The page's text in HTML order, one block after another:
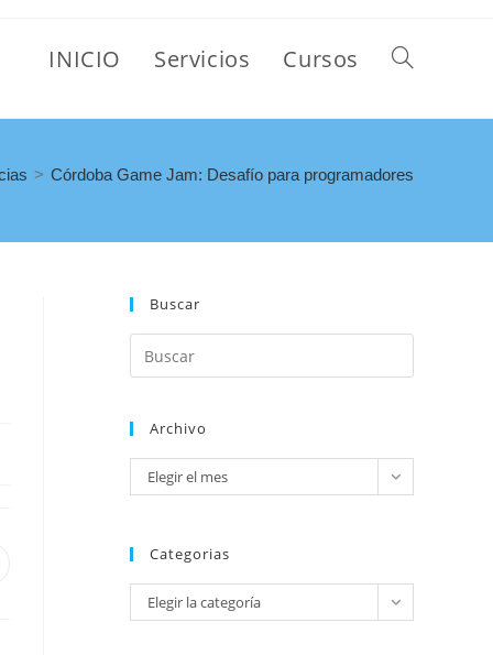
INICIO Servicios Cursos
> Córdoba Game Jam: Desafío para programadores
Buscar
Archivo
Elegir el mes
Categorias
Elegir la categoría